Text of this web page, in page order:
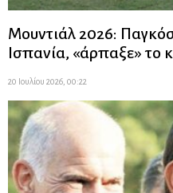
Μουντιάλ 2026:
Ισπανία, «άρπαξε» το
20 Ιουλίου 2026, 00:22